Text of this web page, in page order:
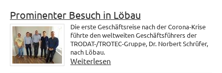
Prominenter Besuch in Löbau
Die erste Geschäftsreise nach der Corona-Krise
führte den weltweiten Geschäftsführers der
TRODAT-/TROTEC-Gruppe, Dr. Norbert Schrüfer,
nach Löbau.
Weiterlesen